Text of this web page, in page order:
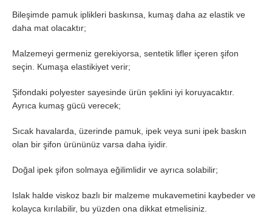
Bileşimde pamuk iplikleri baskınsa, kumaş daha az elastik ve
daha mat olacaktır;
Malzemeyi germeniz gerekiyorsa, sentetik lifler içeren şifon
seçin. Kumaşa elastikiyet verir;
Şifondaki polyester sayesinde ürün şeklini iyi koruyacaktır.
Ayrıca kumaş gücü verecek;
Sıcak havalarda, üzerinde pamuk, ipek veya suni ipek baskın
olan bir şifon ürününüz varsa daha iyidir.
Doğal ipek şifon solmaya eğilimlidir ve ayrıca solabilir;
Islak halde viskoz bazlı bir malzeme mukavemetini kaybeder ve
kolayca kırılabilir, bu yüzden ona dikkat etmelisiniz.